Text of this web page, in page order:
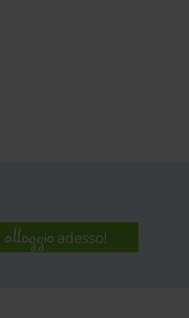
Mondo dei Celti a Frög
alloggioadesso!